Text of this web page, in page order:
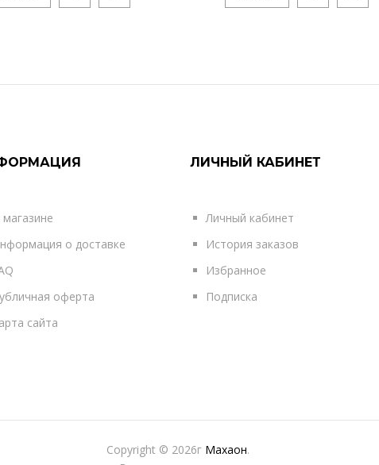
о доставке
оферта
сайта
ЛИЧНЫЙ КАБИНЕТ
Личный кабинет
История заказов
Избранное
Подписка
Copyright © 2026г Махаон.